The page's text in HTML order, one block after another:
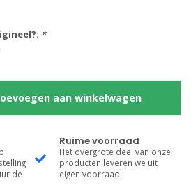
*
aan winkelwagen
de
Ruime voorraad
Het overgrote deel van onze
producten leveren we uit
eigen voorraad!